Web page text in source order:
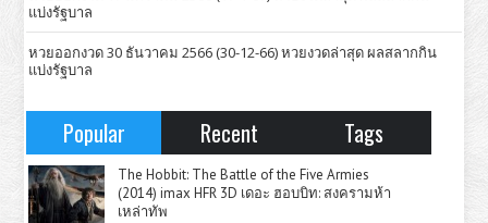
แบ่งรัฐบาล
หวยออกงวด 30 ธันวาคม 2566 (30-12-66) หวยงวดล่าสุด ผลสลากกิน
แบ่งรัฐบาล
Popular Recent Tags
The Hobbit: The Battle of the Five Armies
(2014) imax HFR 3D เดอะ ฮอบบิท: สงครามห้า
เหล่าทัพ